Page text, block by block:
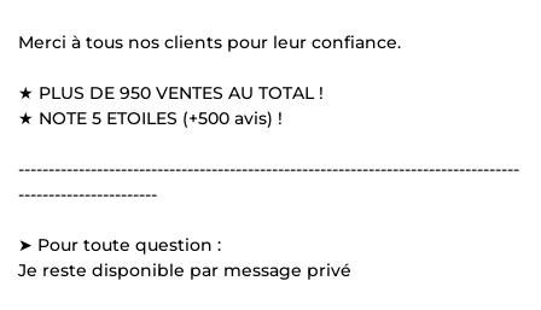
Merci à tous nos clients pour leur confiance.
★ PLUS DE 950 VENTES AU TOTAL !
★ NOTE 5 ETOILES (+500 avis) !
-----------------------------------------------------------------------------------
-----------------------
➤ Pour toute question :
Je reste disponible par message privé